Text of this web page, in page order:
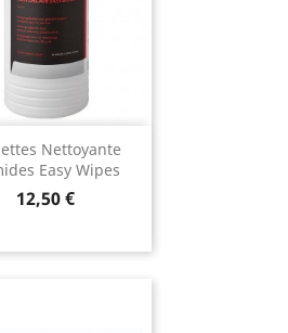
Nettoyante
Easy Wipes
Prix
12,50 €